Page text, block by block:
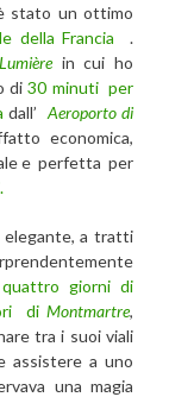
stato un ottimo
della Francia .
in cui ho
di30 minuti per
dall’ Aeroporto di
economica,
e perfetta per
a tratti
giorni di
diMontmartre,
tra i suoi viali
assistere a uno
una magia